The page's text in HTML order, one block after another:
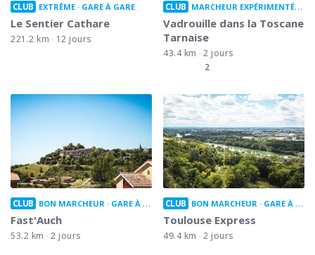
CLUB EXTRÊME GARE À GARE
Le Sentier Cathare
221.2 km 12 jours
CLUB MARCHEUR EXPÉRIMENTÉ
Vadrouille dans la Toscane
Tarnaise
43.4 km
2 jours
2
CLUB BON MARCHEUR GARE À GARE
Fast'Auch
53.2 km 2 jours
CLUB BON MARCHEUR GARE À GARE
Toulouse Express
49.4 km 2 jours